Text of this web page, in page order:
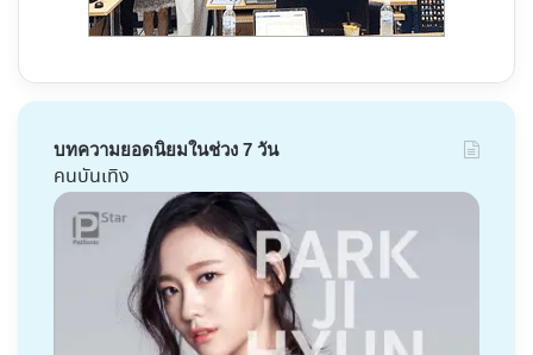
บทความยอดนิยมในช่วง 7 วัน
คนบันเทิง